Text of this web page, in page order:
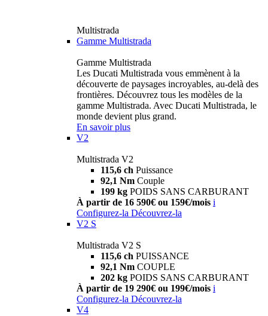
Multistrada
Gamme Multistrada
Gamme Multistrada
Les Ducati Multistrada vous emmènent à la
découverte de paysages incroyables, au-delà des
frontières. Découvrez tous les modèles de la
gamme Multistrada. Avec Ducati Multistrada, le
monde devient plus grand.
En savoir plus
V2
Multistrada V2
115,6 ch Puissance
92,1 Nm Couple
199 kg POIDS SANS CARBURANT
À partir de 16 590€ ou 159€/mois i
Configurez-la Découvrez-la
V2 S
Multistrada V2 S
115,6 ch PUISSANCE
92,1 Nm COUPLE
202 kg POIDS SANS CARBURANT
À partir de 19 290€ ou 199€/mois i
Configurez-la Découvrez-la
V4